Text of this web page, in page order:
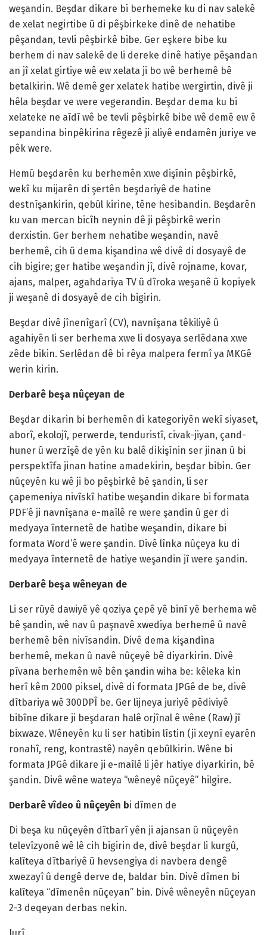
weşandin. Beşdar dikare bi berhemeke ku di nav salekê
de xelat negirtibe û di pêşbirkeke dinê de nehatibe
pêşandan, tevli pêşbirkê bibe. Ger eşkere bibe ku
berhem di nav salekê de li dereke dinê hatiye pêşandan
an jî xelat girtiye wê ew xelata ji bo wê berhemê bê
betalkirin. Wê demê ger xelatek hatibe wergirtin, divê ji
hêla beşdar ve were vegerandin. Beşdar dema ku bi
xelateke ne aîdî wê be tevli pêşbirkê bibe wê demê ew ê
sepandina binpêkirina rêgezê ji aliyê endamên juriye ve
pêk were.
Hemû beşdarên ku berhemên xwe dişînin pêşbirkê,
wekî ku mijarên di şertên beşdariyê de hatine
destnîşankirin, qebûl kirine, têne hesibandin. Beşdarên
ku van mercan bicîh neynin dê ji pêşbirkê werin
derxistin. Ger berhem nehatibe weşandin, navê
berhemê, cih û dema kişandina wê divê di dosyayê de
cih bigire; ger hatibe weşandin jî, divê rojname, kovar,
ajans, malper, agahdariya TV û dîroka weşanê û kopiyek
ji weşanê di dosyayê de cih bigirin.
Beşdar divê jînenîgarî (CV), navnîşana têkiliyê û
agahiyên li ser berhema xwe li dosyaya serlêdana xwe
zêde bikin. Serlêdan dê bi rêya malpera fermî ya MKGê
werin kirin.
Derbarê beşa nûçeyan de
Beşdar dikarin bi berhemên di kategoriyên wekî siyaset,
aborî, ekolojî, perwerde, tenduristî, civak-jiyan, çand-
huner û werzîşê de yên ku balê dikişînin ser jinan û bi
perspektîfa jinan hatine amadekirin, beşdar bibin. Ger
nûçeyên ku wê ji bo pêşbirkê bê şandin, li ser
çapemeniya nivîskî hatibe weşandin dikare bi formata
PDF’ê ji navnîşana e-maîlê re were şandin û ger di
medyaya înternetê de hatibe weşandin, dikare bi
formata Word’ê were şandin. Divê lînka nûçeya ku di
medyaya înternetê de hatiye weşandin jî were şandin.
Derbarê beşa wêneyan de
Li ser rûyê dawiyê yê qoziya çepê yê binî yê berhema wê
bê şandin, wê nav û paşnavê xwediya berhemê û navê
berhemê bên nivîsandin. Divê dema kişandina
berhemê, mekan û navê nûçeyê bê diyarkirin. Divê
pîvana berhemên wê bên şandin wiha be: kêleka kin
herî kêm 2000 piksel, divê di formata JPGê de be, divê
dîtbariya wê 300DPÎ be. Ger lijneya juriyê pêdiviyê
bibîne dikare ji beşdaran halê orjînal ê wêne (Raw) jî
bixwaze. Wêneyên ku li ser hatibin lîstin (ji xeynî eyarên
ronahî, reng, kontrastê) nayên qebûlkirin. Wêne bi
formata JPGê dikare ji e-maîlê li jêr hatiye diyarkirin, bê
şandin. Divê wêne wateya “wêneyê nûçeyê” hilgire.
Derbarê vîdeo û nûçeyên bi dîmen de
Di beşa ku nûçeyên dîtbarî yên ji ajansan û nûçeyên
televîzyonê wê lê cih bigirin de, divê beşdar li kurgû,
kalîteya dîtbariyê û hevsengiya di navbera dengê
xwezayî û dengê derve de, baldar bin. Divê dîmen bi
kalîteya “dîmenên nûçeyan” bin. Divê wêneyên nûçeyan
2-3 deqeyan derbas nekin.